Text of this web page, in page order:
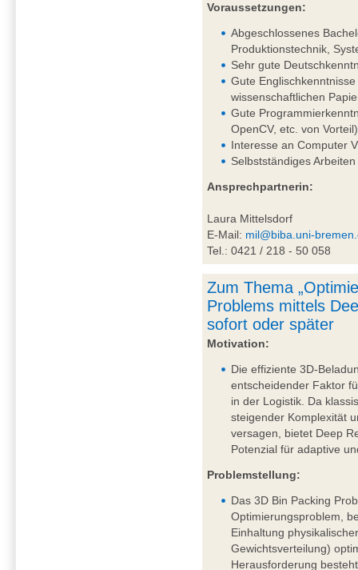
Voraussetzungen:
Abgeschlossenes
Produktionstechnik,
Sehr gute
Gute
wissenschaftlichen
Gute
OpenCV, etc. von Vorteil)
Interesse an Computer
Selbstständiges
Ansprechpartnerin:
Laura Mittelsdorf
E-Mail: mil@biba.uni-
Tel.: 0421 / 218 - 50 058
Zum Thema
Problems mittels
sofort oder später
Motivation:
Die effiziente 3D-
entscheidender Faktor
in der Logistik. Da
steigender Komplexität
versagen, bietet Deep
Potenzial für adaptive
Problemstellung:
Das 3D Bin Packing
Optimierungsproblem,
Einhaltung
Gewichtsverteilung)
Herausforderung